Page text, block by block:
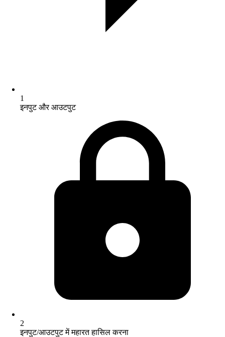
1
इनपुट और आउटपुट
2
इनपुट/आउटपुट में महारत हासिल करना